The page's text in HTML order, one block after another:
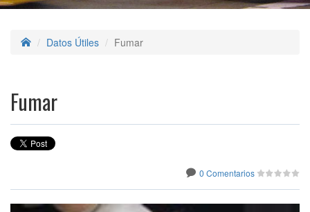
Datos Útiles Fumar
Fumar
0 Comentarios